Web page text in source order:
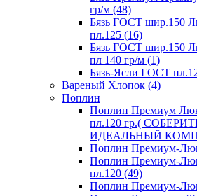
гр/м (48)
Бязь ГОСТ шир.150
пл.125 (16)
Бязь ГОСТ шир.150
пл 140 гр/м (1)
Бязь-Ясли ГОСТ
Вареный Хлопок (4)
Поплин
Поплин Премиум
пл.120 гр.(
ИДЕАЛЬНЫЙ
Поплин Премиум-
Поплин Премиум-
пл.120 (49)
Поплин Премиум-